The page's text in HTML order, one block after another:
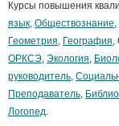
Курсы повышения
язык, Обществознание,
Геометрия, География,
ОРКСЭ, Экология,
руководитель,
Преподаватель,
Логопед.